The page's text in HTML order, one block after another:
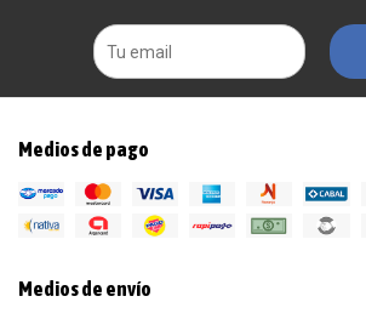
Medios de pago
Medios de envío